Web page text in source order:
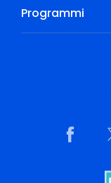
Programmi